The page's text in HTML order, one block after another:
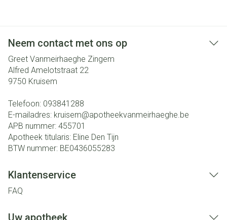
Neem contact met ons op
Greet Vanmeirhaeghe Zingem
Alfred Amelotstraat 22
9750 Kruisem
Telefoon: 093841288
E-mailadres: kruisem@apotheekvanmeirhaeghe.be
APB nummer: 455701
Apotheek titularis: Eline Den Tijn
BTW nummer: BE0436055283
Klantenservice
FAQ
Uw apotheek